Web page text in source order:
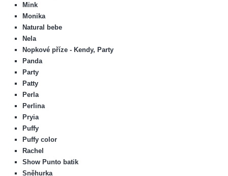
Mink
Monika
Natural bebe
Nela
Nopkové příze - Kendy, Party
Panda
Party
Patty
Perla
Perlina
Pryia
Puffy
Puffy color
Rachel
Show Punto batik
Sněhurka